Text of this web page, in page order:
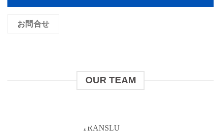
お問合せ
OUR TEAM